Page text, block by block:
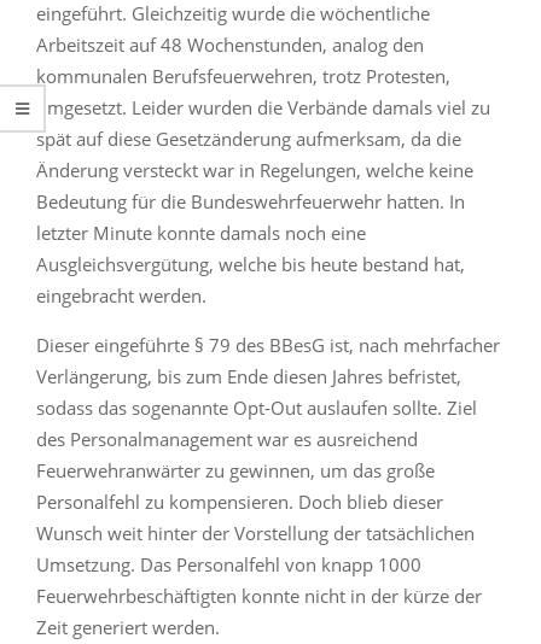
eingeführt. Gleichzeitig wurde die wöchentliche
Arbeitszeit auf 48 Wochenstunden, analog den
kommunalen Berufsfeuerwehren, trotz Protesten,
umgesetzt. Leider wurden die Verbände damals viel zu
spät auf diese Gesetzänderung aufmerksam, da die
Änderung versteckt war in Regelungen, welche keine
Bedeutung für die Bundeswehrfeuerwehr hatten. In
letzter Minute konnte damals noch eine
Ausgleichsvergütung, welche bis heute bestand hat,
eingebracht werden.
Dieser eingeführte § 79 des BBesG ist, nach mehrfacher
Verlängerung, bis zum Ende diesen Jahres befristet,
sodass das sogenannte Opt-Out auslaufen sollte. Ziel
des Personalmanagement war es ausreichend
Feuerwehranwärter zu gewinnen, um das große
Personalfehl zu kompensieren. Doch blieb dieser
Wunsch weit hinter der Vorstellung der tatsächlichen
Umsetzung. Das Personalfehl von knapp 1000
Feuerwehrbeschäftigten konnte nicht in der kürze der
Zeit generiert werden.